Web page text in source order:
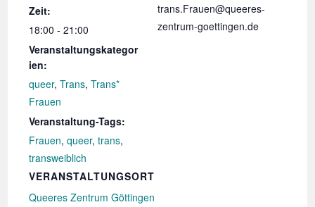
Zeit:
18:00 - 21:00
Veranstaltungskategor
ien:
queer,Trans,Trans*
Frauen
Veranstaltung-Tags:
Frauen,queer,trans,
transweiblich
VERANSTALTUNGSORT
Queeres Zentrum Göttingen
trans.Frauen@queeres-
zentrum-goettingen.de